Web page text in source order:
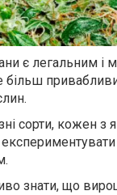
є легальним
більш
сорти, кожен з
знати, що